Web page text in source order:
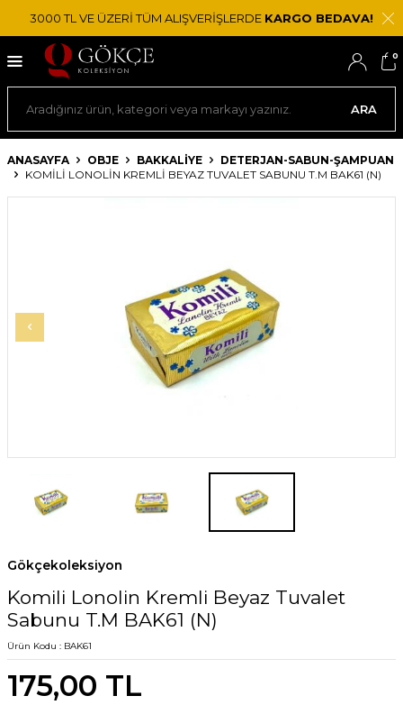
3000 TL VE ÜZERİ TÜM ALIŞVERİŞLERDE KARGO BEDAVA!
ARA
0
ANASAYFA OBJE BAKKALIYE
DETERJAN-SABUN-ŞAMPUAN
KOMILI LONOLIN KREMLI BEYAZ TUVALET SABUNU T.M BAK61 (N)
Gökçekoleksiyon
Komili Lonolin Kremli Beyaz Tuvalet
Sabunu T.M BAK61 (N)
Ürün Kodu : BAK61
175,00 TL